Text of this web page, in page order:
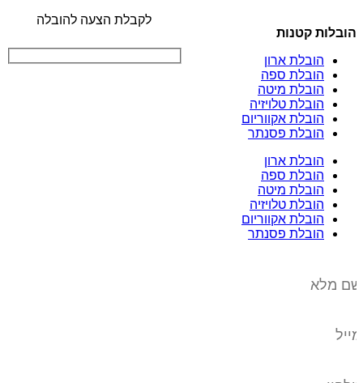
הובלות קטנות
הובלת ארון
הובלת ספה
הובלת מיטה
הובלת טלויזיה
הובלת אקווריום
הובלת פסנתר
הובלת ארון
הובלת ספה
הובלת מיטה
הובלת טלויזיה
הובלת אקווריום
הובלת פסנתר
לקבלת הצעה להובלה